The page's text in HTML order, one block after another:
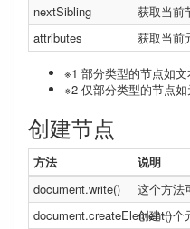
nextSibling
获取当前
attributes
获取当前
※1 部分类型的节点如
※2 仅部分类型的节点
创建节点
方法
说明
document.write()
这个方法
document.createElement()
创建一个